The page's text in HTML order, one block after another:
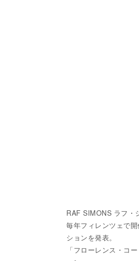
RAF SIMONS ラフ
毎年フィレンツェで
ションを発表。
「フローレンス・コ